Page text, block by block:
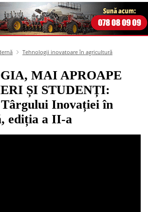
Tehnologii inovatoare în agricultură
MAI APROAPE
ȘI STUDENȚI:
Inovației în
ediția a II-a